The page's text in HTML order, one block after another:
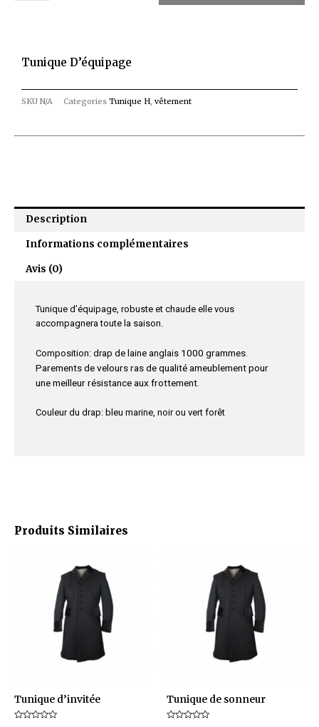
Produits Similaires
Tunique d’invitée Tunique de sonneur
plusieurs
variations.
options
être
choisies
Tunique D’équipage
SKU N/A Categories Tunique H vêtement
Description
Informations complémentaires
Avis (0)
Tunique d’équipage, robuste et chaude elle vous
accompagnera toute la saison.
Composition: drap de laine anglais 1000 grammes.
Parements de velours ras de qualité ameublement pour
une meilleur résistance aux frottement.
Couleur du drap: bleu marine, noir ou vert forêt